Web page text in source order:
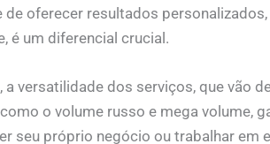
de oferecer resultados
é um diferencial crucial.
a versatilidade dos serviços, que vão
o volume russo e mega volume,
seu próprio negócio ou trabalhar em